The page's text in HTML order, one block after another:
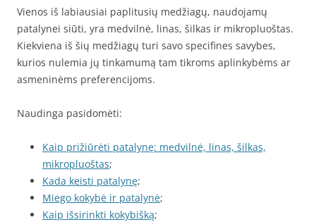
Vienos iš labiausiai paplitusių medžiagų, naudojamų
patalynei siūti, yra medvilnė, linas, šilkas ir mikropluoštas.
Kiekviena iš šių medžiagų turi savo specifines savybes,
kurios nulemia jų tinkamumą tam tikroms aplinkybėms ar
asmeninėms preferencijoms.
Naudinga pasidomėti:
Kaip prižiūrėti patalynę: medvilnė, linas, šilkas,
mikropluoštas;
Kada keisti patalynę;
Miego kokybė ir patalynė;
Kaip išsirinkti kokybišką;